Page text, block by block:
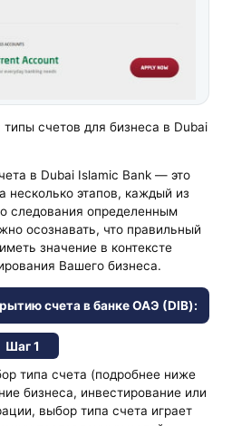
счетов для бизнеса в Dubai
в Dubai Islamic Bank — это
несколько этапов, каждый из
следования определенным
осознавать, что правильный
значение в контексте
Вашего бизнеса.
счета в банке ОАЭ (DIB):
Шаг 1
типа счета (подробнее ниже
бизнеса, инвестирование или
выбор типа счета играет